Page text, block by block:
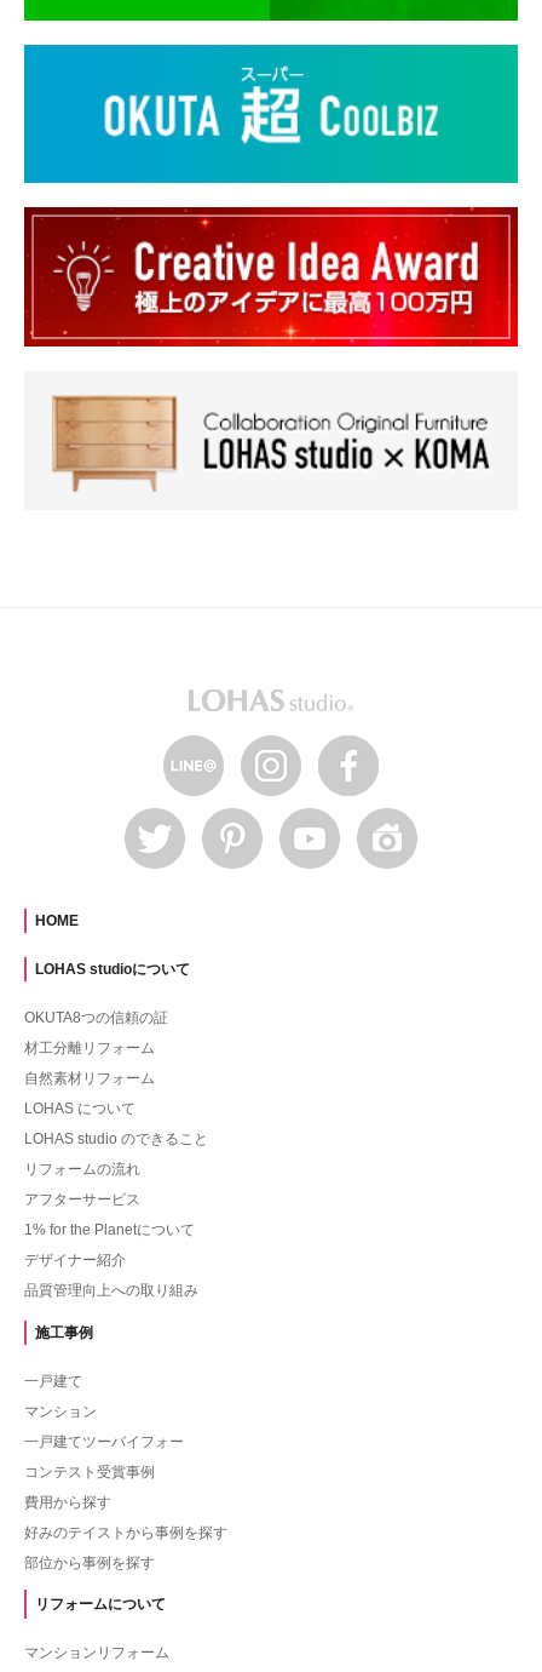
HOME
LOHAS studioについて
OKUTA8つの信頼の証
材工分離リフォーム
自然素材リフォーム
LOHAS について
LOHAS studio のできること
リフォームの流れ
アフターサービス
1% for the Planetについて
デザイナー紹介
品質管理向上への取り組み
施工事例
一戸建て
マンション
一戸建てツーバイフォー
コンテスト受賞事例
費用から探す
好みのテイストから事例を探す
部位から事例を探す
リフォームについて
マンションリフォーム